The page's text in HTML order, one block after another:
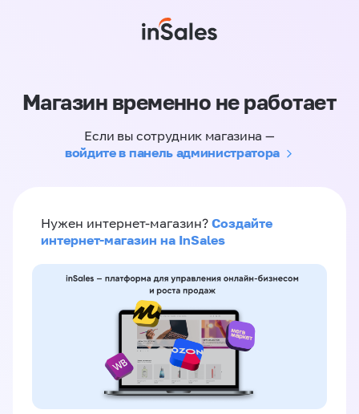
Магазин временно не работает
Если вы сотрудник магазина —
войдите в панель администратора
Нужен интернет-магазин? Создайте
интернет-магазин на InSales